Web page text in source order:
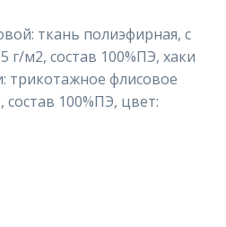
ткань полиэфирная, с
г/м2, состав 100%ПЭ, хаки
трикотажное флисовое
100%ПЭ, цвет: